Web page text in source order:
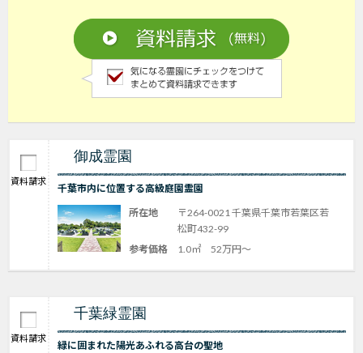
資料請求
御成霊園
千葉市内に位置する高級庭園霊園
所在地
〒264-0021 千葉県千葉市若葉区若
松町432-99
参考価格
1.0㎡ 52万円～
資料請求
千葉緑霊園
緑に囲まれた陽光あふれる高台の聖地